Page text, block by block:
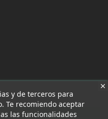
y de terceros para
Te recomiendo aceptar
las funcionalidades